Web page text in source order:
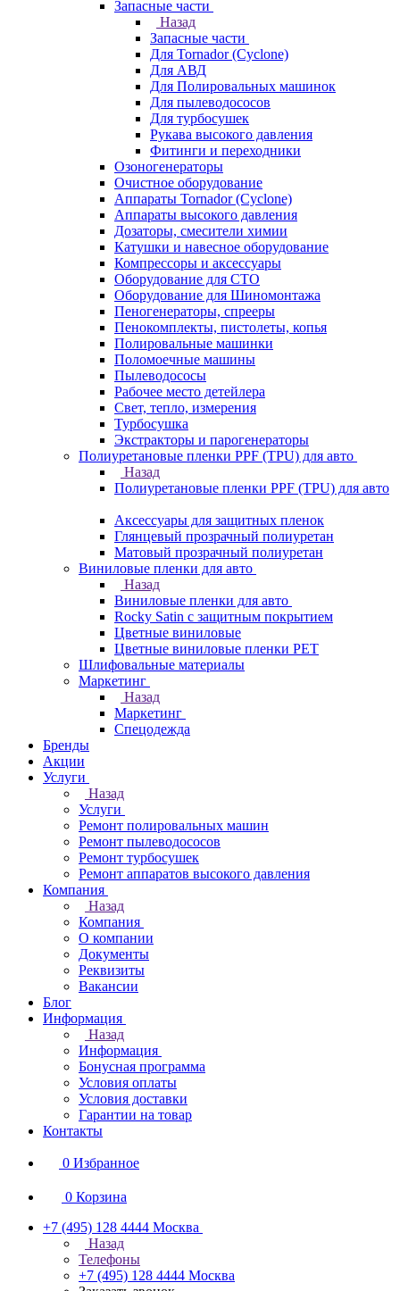
Запасные части
Назад
Запасные части
Для Tornador (Cyclone)
Для АВД
Для Полировальных машинок
Для пылеводососов
Для турбосушек
Рукава высокого давления
Фитинги и переходники
Озоногенераторы
Очистное оборудование
Аппараты Tornador (Cyclone)
Аппараты высокого давления
Дозаторы, смесители химии
Катушки и навесное оборудование
Компрессоры и аксессуары
Оборудование для СТО
Оборудование для Шиномонтажа
Пеногенераторы, спрееры
Пенокомплекты, пистолеты, копья
Полировальные машинки
Поломоечные машины
Пылеводососы
Рабочее место детейлера
Свет, тепло, измерения
Турбосушка
Экстракторы и парогенераторы
Полиуретановые пленки PPF (TPU) для авто
Назад
Полиуретановые пленки PPF (TPU) для авто
Аксессуары для защитных пленок
Глянцевый прозрачный полиуретан
Матовый прозрачный полиуретан
Виниловые пленки для авто
Назад
Виниловые пленки для авто
Rocky Satin с защитным покрытием
Цветные виниловые
Цветные виниловые пленки PET
Шлифовальные материалы
Маркетинг
Назад
Маркетинг
Спецодежда
Бренды
Акции
Услуги
Назад
Услуги
Ремонт полировальных машин
Ремонт пылеводососов
Ремонт турбосушек
Ремонт аппаратов высокого давления
Компания
Назад
Компания
О компании
Документы
Реквизиты
Вакансии
Блог
Информация
Назад
Информация
Бонусная программа
Условия оплаты
Условия доставки
Гарантии на товар
Контакты
0 Избранное
0 Корзина
+7 (495) 128 4444 Москва
Назад
Телефоны
+7 (495) 128 4444 Москва